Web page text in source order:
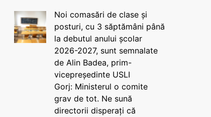
Noi comasări de clase și
posturi, cu 3 săptămâni până
la debutul anului școlar
2026-2027, sunt semnalate
de Alin Badea, prim-
vicepreședinte USLI
Gorj: Ministerul o comite
grav de tot. Ne sună
directorii disperați că